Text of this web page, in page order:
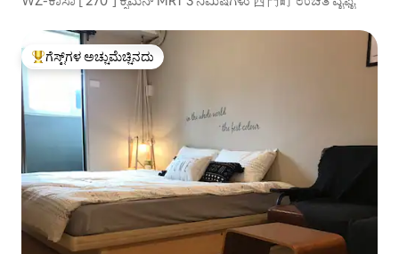
ಗೆಸ್ಟ್‌ಗಳಿಗೆ ಅತಿ ಹೆಚ್ಚು ಅಚ್ಚುಮೆಚ್ಚಿನದು
ಗೆಸ್ಟ್‌ಗಳ ಅಚ್ಚುಮೆಚ್ಚಿನದು